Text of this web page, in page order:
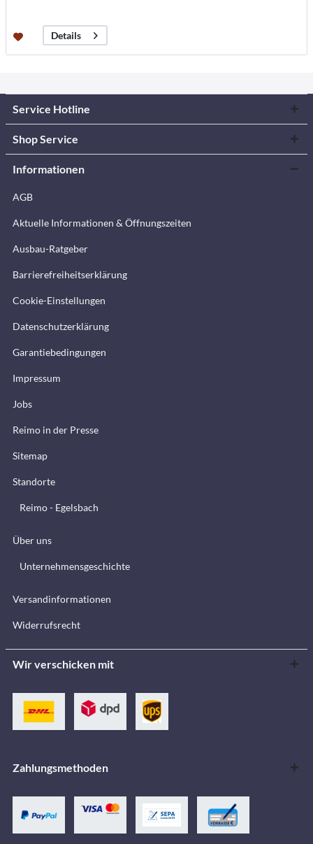
Details
Service Hotline
Shop Service
Informationen
AGB
Aktuelle Informationen & Öffnungszeiten
Ausbau-Ratgeber
Barrierefreiheitserklärung
Cookie-Einstellungen
Datenschutzerklärung
Garantiebedingungen
Impressum
Jobs
Reimo in der Presse
Sitemap
Standorte
Reimo - Egelsbach
Über uns
Unternehmensgeschichte
Versandinformationen
Widerrufsrecht
Wir verschicken mit
Zahlungsmethoden